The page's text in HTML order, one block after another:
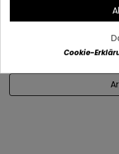
2580 Lúmen
Durchmesser 35 x 140 cm
Cookie-